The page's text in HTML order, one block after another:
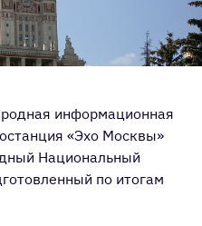
информационная
«Эхо Москвы»
Национальный
по итогам